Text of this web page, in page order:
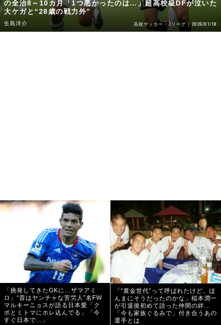
の全治8～10カ月「1つ悪かったのは…」超高校級DFが泣いた
大ケガと“28歳の戦力外”
生島洋介 高校サッカー・Jリーグ 2026/01/18
「挑発してきたGKに…ザマアミ
ロ」“昔はヤンチャな苦労人”名FW
マルキーニョスが語る日本愛「ク
ボとミトマにホレ込んでる」「今
すぐ日本で…」
「“黄金世代”って呼ばれたけど、ほ
んまにそうだったのかな」稲本潤一
が引退後初めて語った仲間の絆…
「今も家族ぐるみで」付き合うあの
選手とは